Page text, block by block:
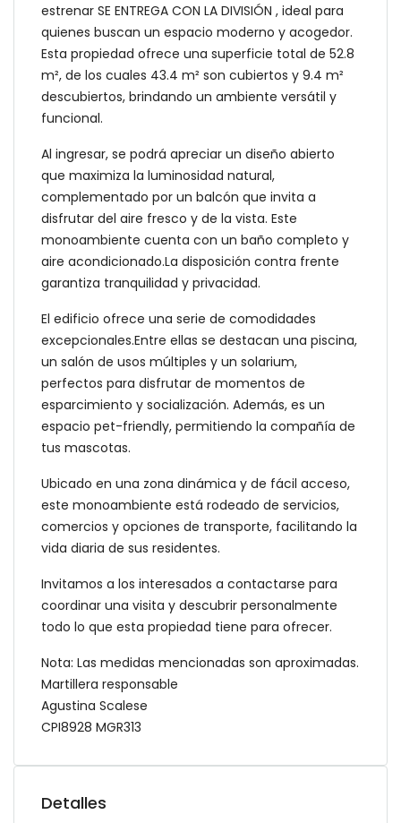
estrenar SE ENTREGA CON LA DIVISIÓN , ideal para
quienes buscan un espacio moderno y acogedor.
Esta propiedad ofrece una superficie total de 52.8
m², de los cuales 43.4 m² son cubiertos y 9.4 m²
descubiertos, brindando un ambiente versátil y
funcional.
Al ingresar, se podrá apreciar un diseño abierto
que maximiza la luminosidad natural,
complementado por un balcón que invita a
disfrutar del aire fresco y de la vista. Este
monoambiente cuenta con un baño completo y
aire acondicionado.La disposición contra frente
garantiza tranquilidad y privacidad.
El edificio ofrece una serie de comodidades
excepcionales.Entre ellas se destacan una piscina,
un salón de usos múltiples y un solarium,
perfectos para disfrutar de momentos de
esparcimiento y socialización. Además, es un
espacio pet-friendly, permitiendo la compañía de
tus mascotas.
Ubicado en una zona dinámica y de fácil acceso,
este monoambiente está rodeado de servicios,
comercios y opciones de transporte, facilitando la
vida diaria de sus residentes.
Invitamos a los interesados a contactarse para
coordinar una visita y descubrir personalmente
todo lo que esta propiedad tiene para ofrecer.
Nota: Las medidas mencionadas son aproximadas.
Martillera responsable
Agustina Scalese
CPI8928 MGR313
Detalles